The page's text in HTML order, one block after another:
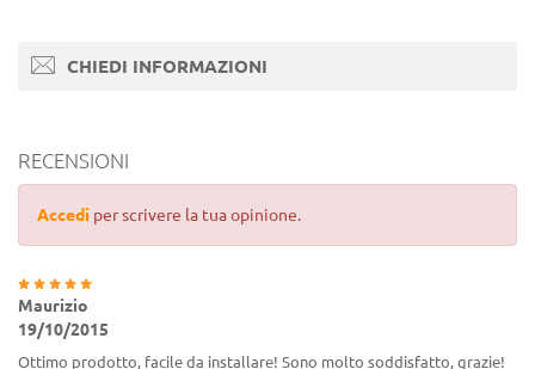
CHIEDI INFORMAZIONI
RECENSIONI
Accedi per scrivere la tua opinione.
Maurizio
19/10/2015
Ottimo prodotto, facile da installare! Sono molto soddisfatto, grazie!